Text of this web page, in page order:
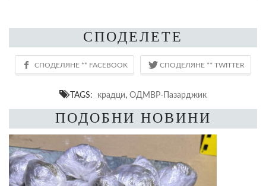
СПОДЕЛЕТЕ
TAGS: крадци, ОДМВР-Пазарджик
ПОДОБНИ НОВИНИ